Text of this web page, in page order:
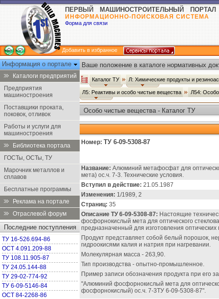
ПЕРВЫЙ МАШИНОСТРОИТЕЛЬНЫЙ ПОРТАЛ
ИНФОРМАЦИОННО-ПОИСКОВАЯ СИСТЕМА
Форма для связи
Добавить в избранное
Информация о портале
Каталоги предприятий
Предприятия
машиностроения
Поставщики проката,
поковок, отливок
Работы и услуги для
машиностроения
Библиотека портала
ГОСТы, ОСТы, ТУ
Марочник металлов и
сплавов
Бесплатные программы
Реклама на портале
Отраслевой форум
Последние поступления
ТУ 16-526.694-86
ОСТ 4.091.209-88
ТУ 108.11.905-87
ТУ 24.05.144-88
ТУ 29-02-774-92
ТУ 6-09-5146-84
ОСТ 84-2268-86
Ваше положение в каталоге нормативных
Каталог ТУ Л: Химические продукты и
Л5: Реактивы и особо чистые вещества Л54:
Особо чистые вещества - Каталог ТУ
Номер: ТУ 6-09-5308-87
Название: Алюминий метафосфат для
мета) ос.ч. 7-3. Технические условия.
Вступил в действие: 21.05.1987
Изменения: 1/1989, 2
Страниц: 35
Описание ТУ 6-09-5308-87: Настоящие
фосфорнокислый мета для оптического
предназначенный для изготовления оптических
Продукт представляет собой белый порошок,
гидроокисями калия и натрия при нагревании.
Молекулярная масса - 263,90.
Тип производства - опытно-промышленное.
Пример записи обозначения продукта при его
"Алюминий фосфорнокислый мета для
фосфорнокислый) ос.ч. 7-3ТУ 6-09-5308-87".